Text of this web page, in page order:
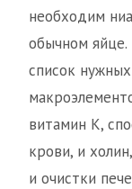
необходим
обычном
список
витамин К,
крови, и
и очистки